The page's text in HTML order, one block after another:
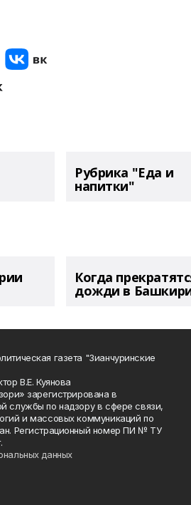
Рубрика "Еда и
напитки"
Когда
дожди в
газета "Зианчуринские
В.Е. Куянова
зарегистрирована в
службы по надзору в сфере связи,
и массовых коммуникаций по
Регистрационный номер ПИ № ТУ
данных